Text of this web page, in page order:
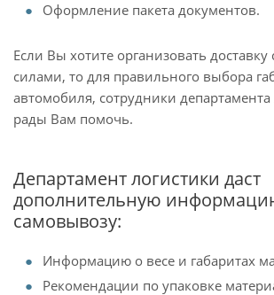
Оформление пакета документов.
Если Вы хотите организовать
силами, то для правильного выбора
автомобиля, сотрудники департамента
рады Вам помочь.
Департамент логистики даст
дополнительную
самовывозу:
Информацию о весе и габаритах
Рекомендации по упаковке